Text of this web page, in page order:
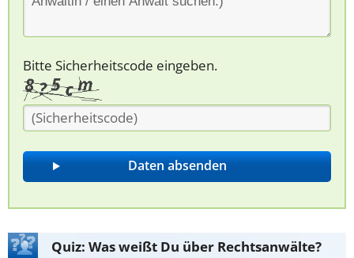
Bitte Sicherheitscode eingeben.
Quiz: Was weißt Du über Rechtsanwälte?